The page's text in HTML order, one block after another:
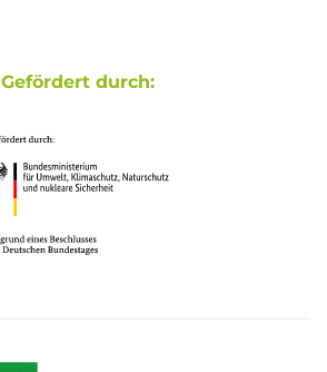
Gefördert durch: